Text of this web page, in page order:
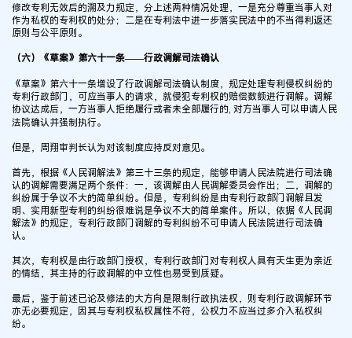
修改专利无效后的溯及力规定，分上述两种情况处理，一是充分尊重当事人对
作为私权的专利权的处分；二是在专利法中进一步落实民法中的不当得利返还
原则与公平原则。
（六）《草案》第六十一条——行政调解司法确认
《草案》第六十一条增设了行政调解司法确认制度，规定处理专利侵权纠纷的
专利行政部门，可应当事人的请求，就侵犯专利权的赔偿数额进行调解。调解
协议达成后，一方当事人拒绝履行或者未全部履行的, 对方当事人可以申请人民
法院确认并强制执行。
但是，周翔审判长认为对该制度应持反对意见。
首先，根据《人民调解法》第三十三条的规定，能够申请人民法院进行司法确
认的调解需要满足两个条件：一，该调解由人民调解委员会作出；二，调解的
纠纷属于争议不大的简单纠纷。但是，专利纠纷是由专利行政部门调解且发
明、实用新型专利的纠纷很难说是争议不大的简单案件。所以，依据《人民调
解法》的规定，专利行政部门调解的专利纠纷不可申请人民法院进行司法确
认。
其次，专利权是由行政部门授权，专利行政部门对专利权人具有天生更为亲近
的情结，其主持的行政调解的中立性也易受到质疑。
最后，鉴于前述已论及修法的大方向是限制行政执法权，则专利行政调解环节
亦无必要规定，因其与专利权私权属性不符，公权力不应当过多介入私权纠
纷。